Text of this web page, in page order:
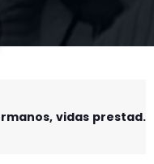
Psicología: Grandes Hermanos, vidas prestada, el negoncio de las emociones